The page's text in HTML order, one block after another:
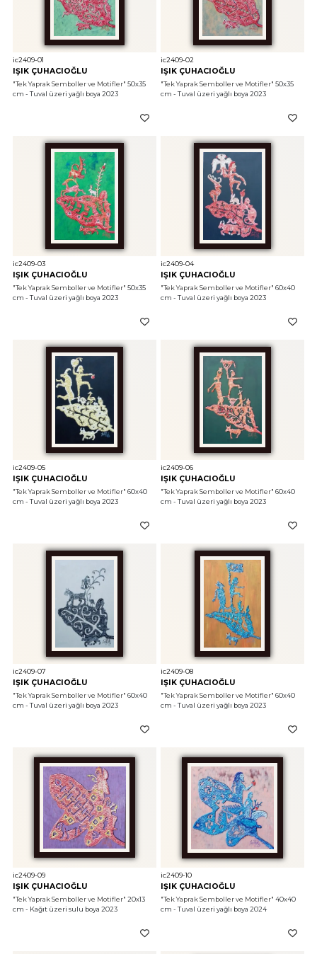
ic2409-01
IŞIK ÇUHACIOĞLU
"Tek Yaprak Semboller ve Motifler" 50x35
cm - Tuval üzeri yağlı boya 2023
ic2409-02
IŞIK ÇUHACIOĞLU
"Tek Yaprak Semboller ve Motifler" 50x35
cm - Tuval üzeri yağlı boya 2023
ic2409-03
IŞIK ÇUHACIOĞLU
"Tek Yaprak Semboller ve Motifler" 50x35
cm - Tuval üzeri yağlı boya 2023
ic2409-04
IŞIK ÇUHACIOĞLU
"Tek Yaprak Semboller ve Motifler" 60x40
cm - Tuval üzeri yağlı boya 2023
ic2409-05
IŞIK ÇUHACIOĞLU
"Tek Yaprak Semboller ve Motifler" 60x40
cm - Tuval üzeri yağlı boya 2023
ic2409-06
IŞIK ÇUHACIOĞLU
"Tek Yaprak Semboller ve Motifler" 60x40
cm - Tuval üzeri yağlı boya 2023
ic2409-07
IŞIK ÇUHACIOĞLU
"Tek Yaprak Semboller ve Motifler" 60x40
cm - Tuval üzeri yağlı boya 2023
ic2409-08
IŞIK ÇUHACIOĞLU
"Tek Yaprak Semboller ve Motifler" 60x40
cm - Tuval üzeri yağlı boya 2023
ic2409-09
IŞIK ÇUHACIOĞLU
"Tek Yaprak Semboller ve Motifler" 20x13
cm - Kağıt üzeri sulu boya 2023
ic2409-10
IŞIK ÇUHACIOĞLU
"Tek Yaprak Semboller ve Motifler" 40x40
cm - Tuval üzeri yağlı boya 2024